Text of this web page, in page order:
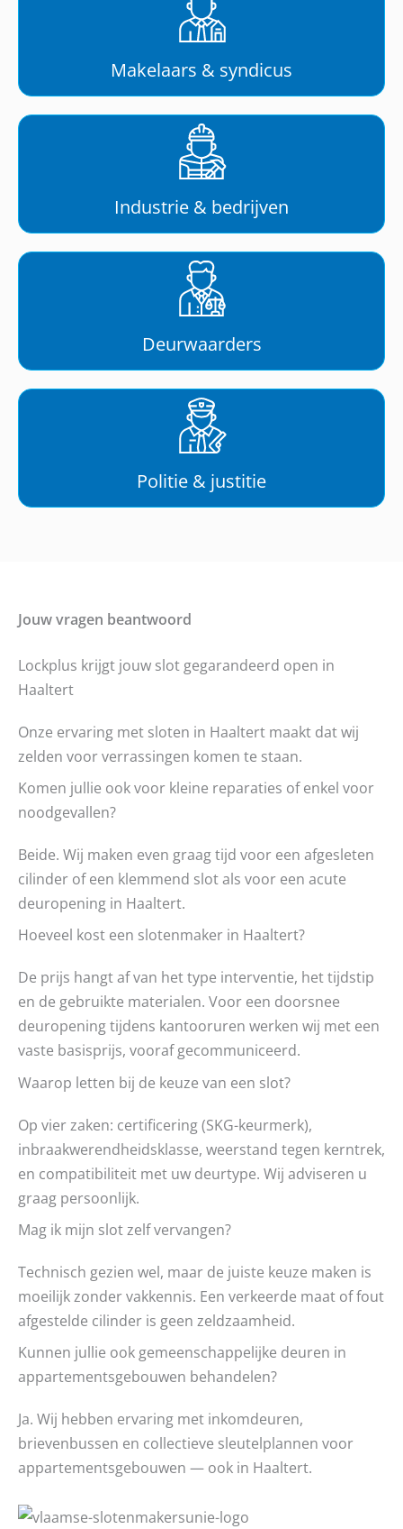
Makelaars & syndicus
Industrie & bedrijven
Deurwaarders
Politie & justitie
Jouw vragen beantwoord
Lockplus krijgt jouw slot gegarandeerd open in
Haaltert
Onze ervaring met sloten in Haaltert maakt dat wij
zelden voor verrassingen komen te staan.
Komen jullie ook voor kleine reparaties of enkel voor
noodgevallen?
Beide. Wij maken even graag tijd voor een afgesleten
cilinder of een klemmend slot als voor een acute
deuropening in Haaltert.
Hoeveel kost een slotenmaker in Haaltert?
De prijs hangt af van het type interventie, het tijdstip
en de gebruikte materialen. Voor een doorsnee
deuropening tijdens kantooruren werken wij met een
vaste basisprijs, vooraf gecommuniceerd.
Waarop letten bij de keuze van een slot?
Op vier zaken: certificering (SKG-keurmerk),
inbraakwerendheidsklasse, weerstand tegen kerntrek,
en compatibiliteit met uw deurtype. Wij adviseren u
graag persoonlijk.
Mag ik mijn slot zelf vervangen?
Technisch gezien wel, maar de juiste keuze maken is
moeilijk zonder vakkennis. Een verkeerde maat of fout
afgestelde cilinder is geen zeldzaamheid.
Kunnen jullie ook gemeenschappelijke deuren in
appartementsgebouwen behandelen?
Ja. Wij hebben ervaring met inkomdeuren,
brievenbussen en collectieve sleutelplannen voor
appartementsgebouwen — ook in Haaltert.